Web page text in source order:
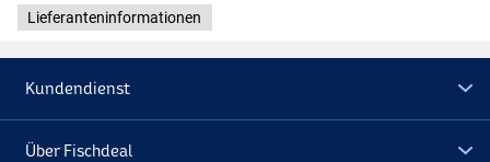
Lieferanteninformationen
Kundendienst
Über Fischdeal